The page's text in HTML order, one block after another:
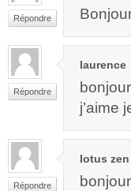
Répondre
Répondre
laurence
j’aime
Répondre
lotus zen